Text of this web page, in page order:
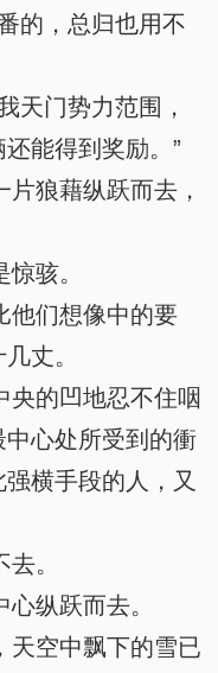
的，总归也用不
天门势力范围，
能得到奖励。”
狼藉纵跃而去，
骇。
们想像中的要
丈。
的凹地忍不住咽
心处所受到的衝
横手段的人，又
。
纵跃而去。
空中飘下的雪已